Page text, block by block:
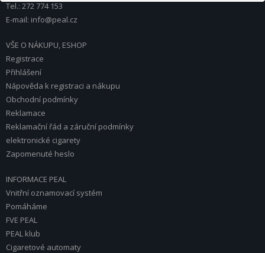
Tel.: 272 774 153
E-mail: info@peal.cz
VŠE O NÁKUPU, ESHOP
Registrace
Přihlášení
Nápověda k registraci a nákupu
Obchodní podmínky
Reklamace
Reklamační řád a záruční podmínky
elektronické cigarety
Zapomenuté heslo
INFORMACE PEAL
Vnitřní oznamovací systém
Pomáháme
FVE PEAL
PEAL klub
Cigaretové automaty